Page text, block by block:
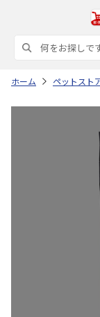
ホーム ペットスト